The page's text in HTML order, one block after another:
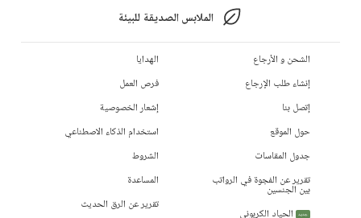
الملابس الصديقة للبيئة
الشحن و الأرجاع
إنشاء طلب الإرجاع
إتصل بنا
حول الموقع
جدول المقاسات
تقرير عن الفجوة في الرواتب
بين الجنسين
جديد
الحياد الكربوني
الهدايا
فرص العمل
إشعار الخصوصية
استخدام الذكاء الاصطناعي
الشروط
المساعدة
تقرير عن الرق الحديث